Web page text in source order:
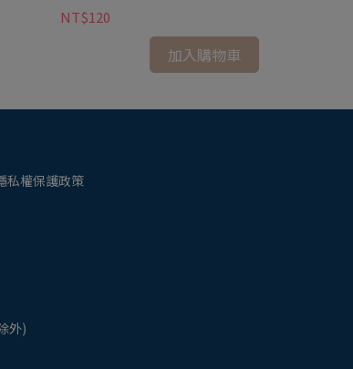
NT$120
加入購物車
私權保護政策
外)